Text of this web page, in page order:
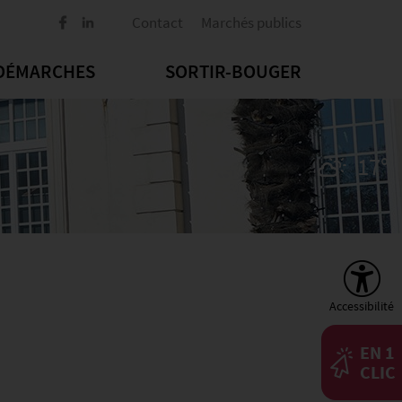
Contact Marchés publics
SORTIR-BOUGER
Accessibilité
EN 1
CLIC
17°